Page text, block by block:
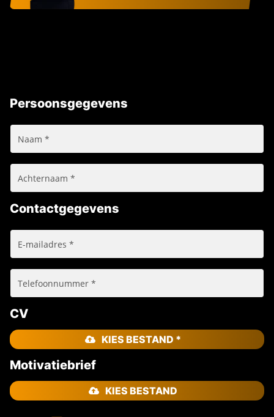
Persoonsgegevens
Contactgegevens
CV
KIES BESTAND *
Motivatiebrief
KIES BESTAND